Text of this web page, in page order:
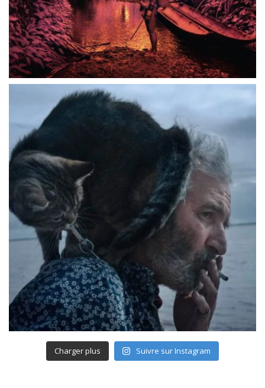
Charger plus Suivre sur Instagram